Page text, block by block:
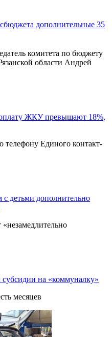
дополнительные 35
комитета по бюджету
области Андрей
ЖКУ превышают 18%,
телефону Единого контакт-
детьми дополнительно
«незамедлительно
на «коммуналку»
месяцев